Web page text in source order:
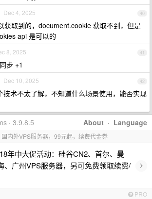
40
Dec 4, 2025
获取到的，document.cookie 获取不到，但是
api 是可以的
41
8, 2025
步 +1
42
Dec 10, 2025
技术不太了解，不知道什么场景使用，能否实现
About · Language
· 3.9.8.5
内外VPS服务器，99元起，续费代金券
年中大促活动：硅谷CN2、首尔、曼
、广州VPS服务器，另可免费领取续费/
›
PRO